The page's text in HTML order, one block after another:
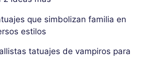
que simbolizan familia en
estilos
tatuajes de vampiros para